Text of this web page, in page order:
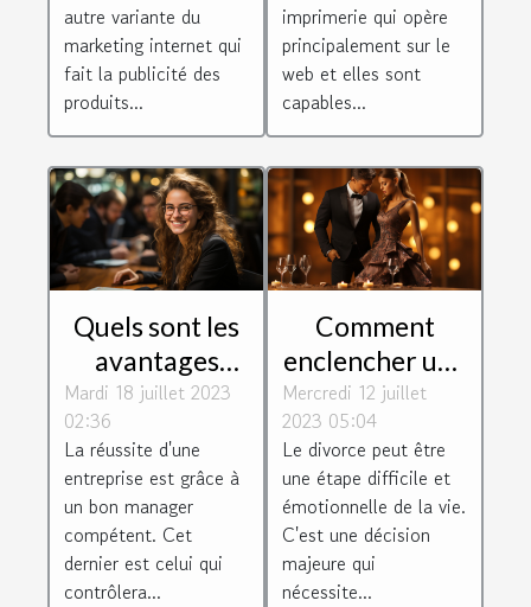
atouts et ses
défauts ?
autre variante du
marketing internet qui
fait la publicité des
produits...
imprimerie qui opère
principalement sur le
web et elles sont
capables...
Quels sont les
avantages
d'être un bon
manager
d'entreprise ?
Mardi 18 juillet 2023
02:36
La réussite d'une
entreprise est grâce à
un bon manager
compétent. Cet
dernier est celui qui
contrôlera...
Comment
enclencher une
procédure de
divorce?
Mercredi 12 juillet
2023 05:04
Le divorce peut être
une étape difficile et
émotionnelle de la vie.
C'est une décision
majeure qui
nécessite...